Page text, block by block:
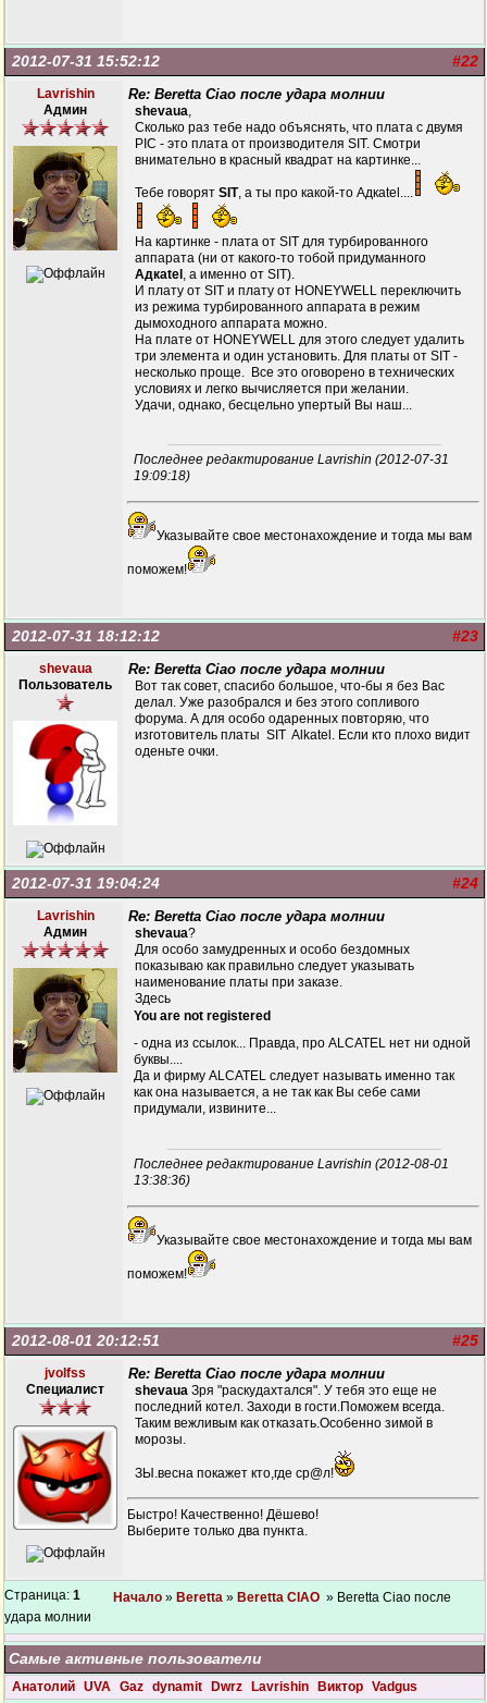
#22
2012-07-31 15:52:12
Lavrishin
Админ
Re: Beretta Ciao после удара молнии
shevaua,
Сколько раз тебе надо объяснять, что плата с двумя
PIC - это плата от производителя SIT. Смотри
внимательно в красный квадрат на картинке...
Тебе говорят SIT, а ты про какой-то Адкаtеl....
На картинке - плата от SIT для турбированного
аппарата (ни от какого-то тобой придуманного
Адкаtеl , а именно от SIT).
И плату от SIT и плату от HONEYWELL переключить
из режима турбированного аппарата в режим
дымоходного аппарата можно.
На плате от HONEYWELL для этого следует удалить
три элемента и один установить. Для платы от SIT -
несколько проще. Все это оговорено в технических
условиях и легко вычисляется при желании.
Удачи, однако, бесцельно упертый Вы наш...
Последнее редактирование Lavrishin (2012-07-31
19:09:18)
Указывайте свое местонахождение и тогда мы вам
поможем!
#23
2012-07-31 18:12:12
shevaua
Пользователь
Re: Beretta Ciao после удара молнии
Вот так совет, спасибо большое, что-бы я без Вас
делал. Уже разобрался и без этого сопливого
форума. А для особо одаренных повторяю, что
изготовитель платы SIT Alkatel. Если кто плохо видит
оденьте очки.
#24
2012-07-31 19:04:24
Lavrishin
Админ
Re: Beretta Ciao после удара молнии
shevaua?
Для особо замудренных и особо бездомных
показываю как правильно следует указывать
наименование платы при заказе.
Здесь
You are not registered
- одна из ссылок... Правда, про ALCATEL нет ни одной
буквы....
Да и фирму ALCATEL следует называть именно так
как она называется, а не так как Вы себе сами
придумали, извините...
Последнее редактирование Lavrishin (2012-08-01
13:38:36)
Указывайте свое местонахождение и тогда мы вам
поможем!
#25
2012-08-01 20:12:51
jvolfss
Специалист
Re: Beretta Ciao после удара молнии
shevaua Зря "раскудахтался". У тебя это еще не
последний котел. Заходи в гости.Поможем всегда.
Таким вежливым как отказать.Особенно зимой в
морозы.
ЗЫ.весна покажет кто,где ср@л!
Быстро! Качественно! Дёшево!
Выберите только два пункта.
Страница: 1 Начало » Beretta » Beretta CIAO » Beretta Ciao после
удара молнии
Самые активные пользователи
Анатолий UVA Gaz dynamit Dwrz Lavrishin Виктор Vadgus